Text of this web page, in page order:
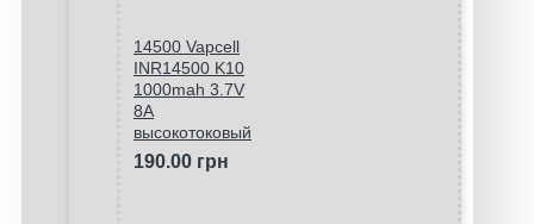
14500 Vapcell
INR14500 K10
1000mah 3.7V
8A
высокотоковый
190.00 грн